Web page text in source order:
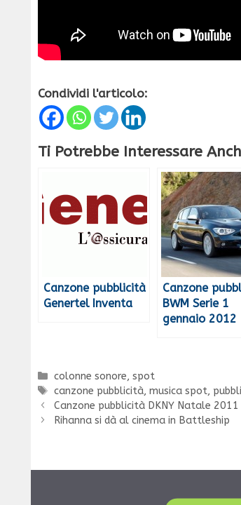
Condividi l'articolo:
Ti Potrebbe Interessare
Canzone pubblicità
Genertel Inventa
Canzone
BWM Serie 1
gennaio 2012
Categorie
colonne sonore,spot
Tag
canzone pubblicità,musica spot,
Canzone pubblicità DKNY Natale 2011
Rihanna si dà al cinema in Battleship